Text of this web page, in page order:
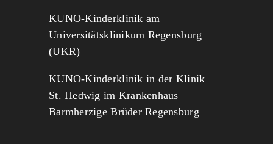
KUNO-Kinderklinik am
Universitätsklinikum Regensburg
(UKR)
KUNO-Kinderklinik in der Klinik
St. Hedwig im Krankenhaus
Barmherzige Brüder Regensburg